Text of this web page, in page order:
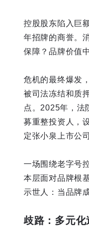
控股股东陷入巨
年招牌的商誉。
保障？品牌价值
危机的最终爆发
被司法冻结和质
点。2025年，法
募重整投资人，
定张小泉上市公
一场围绕老字号
本层面对品牌根
示世人：当品牌
歧路：多元